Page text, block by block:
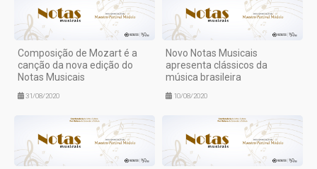
Composição de Mozart é a
canção da nova edição do
Notas Musicais
31/08/2020
Novo Notas Musicais
apresenta clássicos da
música brasileira
10/08/2020